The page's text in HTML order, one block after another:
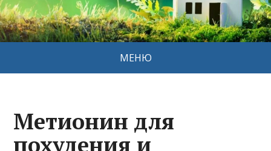
МЕНЮ
Метионин для
похудения и